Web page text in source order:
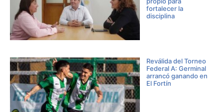
fortalecer la
disciplina
Reválida del Torneo
Federal A: Germinal
arrancó ganando en
El Fortín